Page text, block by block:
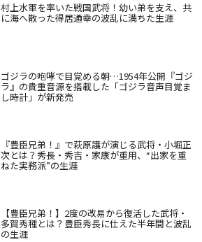
村上水軍を率いた戦国武将！幼い弟を支え、共
に海へ散った得居通幸の波乱に満ちた生涯
ゴジラの咆哮で目覚める朝…1954年公開『ゴジ
ラ』の貴重音源を搭載した「ゴジラ音声目覚ま
し時計」が新発売
『豊臣兄弟！』で萩原護が演じる武将・小堀正
次とは？秀長・秀吉・家康が重用、“出家を重
ねた実務派”の生涯
【豊臣兄弟！】2度の改易から復活した武将・
多賀秀種とは？豊臣秀長に仕えた半年間と波乱
の生涯